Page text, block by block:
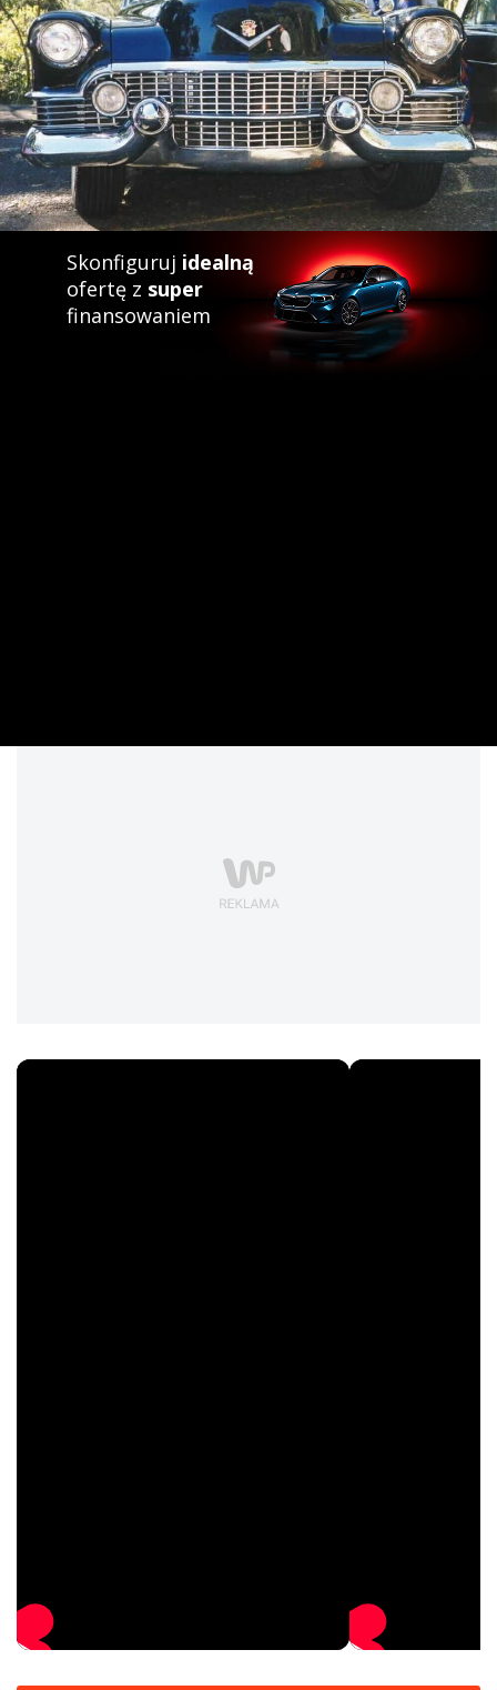
Skonfiguruj idealną
ofertę z super
finansowaniem